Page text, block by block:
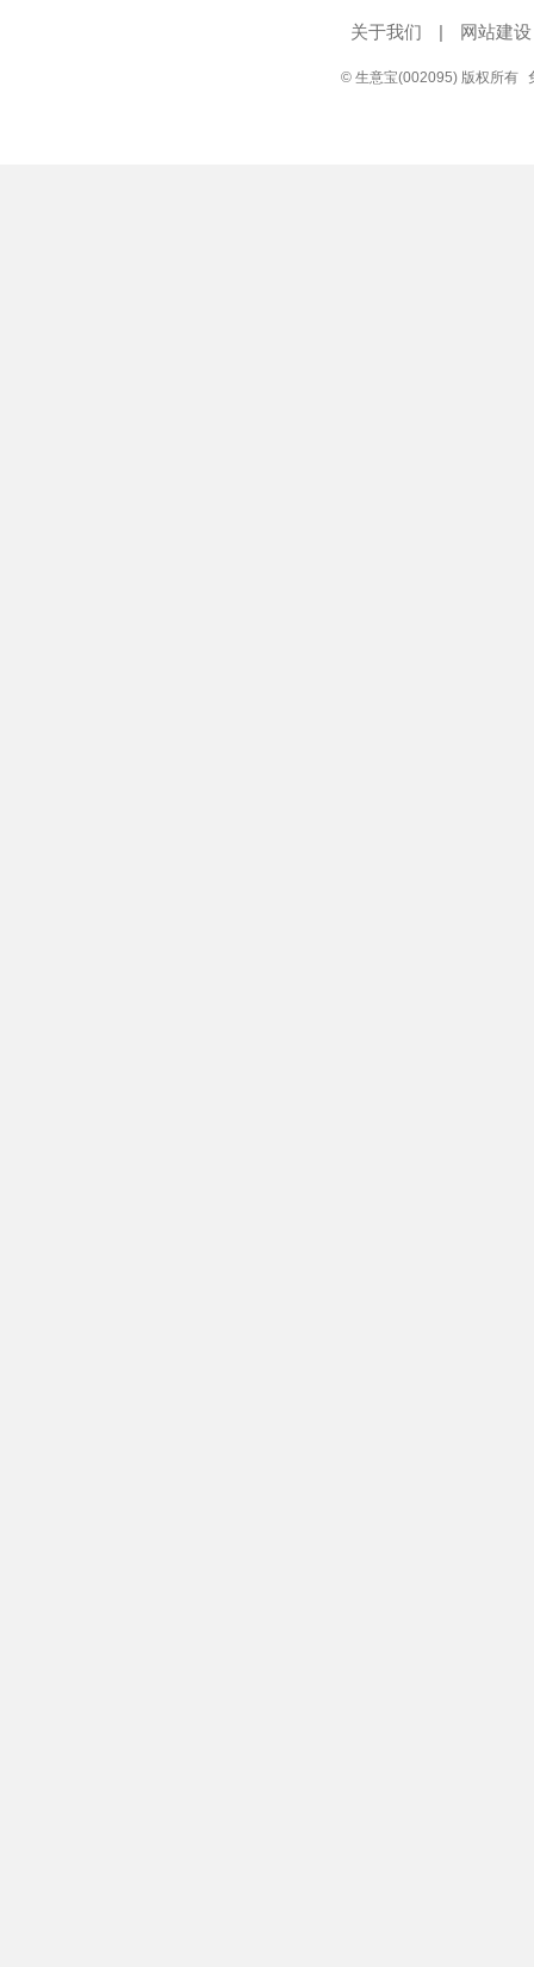
关于我们 | 网站建设
© 生意宝(002095) 版权所有